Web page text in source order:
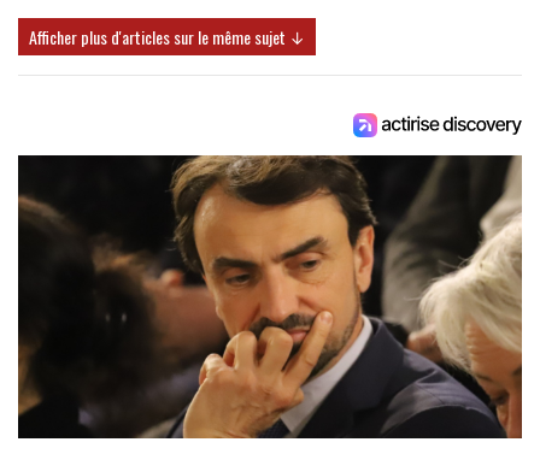
Afficher plus d'articles sur le même sujet ↓